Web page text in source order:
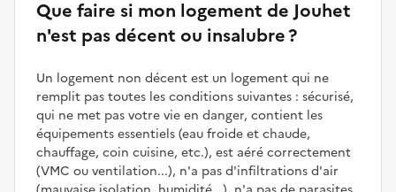
Que faire si mon logement de Jouhet
n'est pas décent ou insalubre ?
Un logement non décent est un logement qui ne
remplit pas toutes les conditions suivantes : sécurisé,
qui ne met pas votre vie en danger, contient les
équipements essentiels (eau froide et chaude,
chauffage, coin cuisine, etc.), est aéré correctement
(VMC ou ventilation...), n'a pas d'infiltrations d'air